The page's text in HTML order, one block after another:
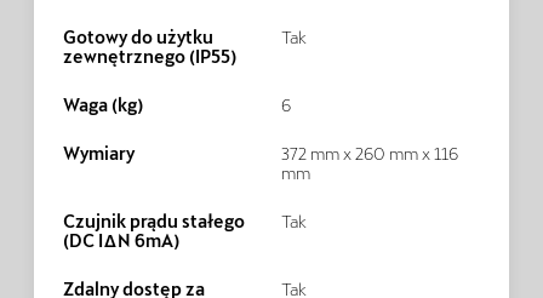
Gotowy do użytku
zewnętrznego (IP55)
Tak
Waga (kg) 6
Wymiary
372 mm x 260 mm x 116
mm
Czujnik prądu stałego
(DC IΔN 6mA)
Tak
Zdalny dostęp za
Tak